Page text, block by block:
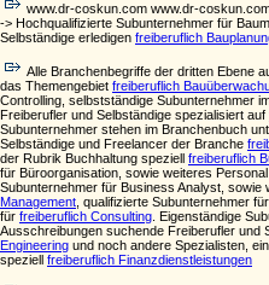
www.dr-coskun.com www.dr-
-> Hochqualifizierte Subunternehmer für
Selbständige erledigen freiberuflich
Alle Branchenbegriffe der dritten Ebene
das Themengebiet freiberuflich
Controlling, selbstständige Subunternehmer
Freiberufler und Selbständige spezialisiert auf
Subunternehmer stehen im Branchenbuch
Selbständige und Freelancer der Branche
der Rubrik Buchhaltung speziell freiberuflich
für Büroorganisation, sowie weiteres
Subunternehmer für Business Analyst, sowie
Management , qualifizierte Subunternehmer
für freiberuflich Consulting . Eigenständige
Ausschreibungen suchende Freiberufler und
Engineering und noch andere Spezialisten,
speziell freiberuflich Finanzdienstleistungen